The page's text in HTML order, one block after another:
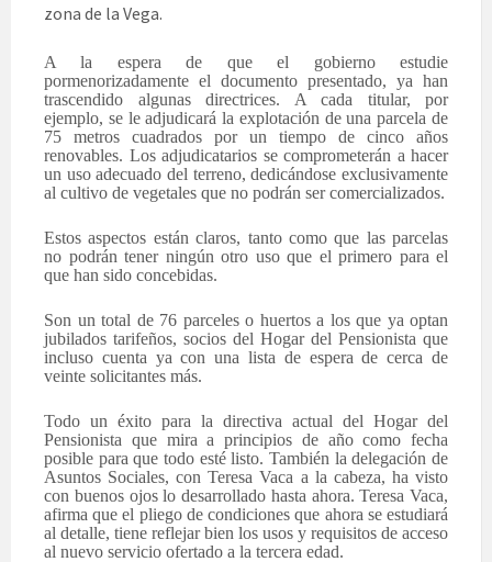
zona de la Vega.
A la espera de que el gobierno estudie
pormenorizadamente el documento presentado, ya han
trascendido algunas directrices. A cada titular, por
ejemplo, se le adjudicará la explotación de una parcela de
75 metros cuadrados por un tiempo de cinco años
renovables. Los adjudicatarios se comprometerán a hacer
un uso adecuado del terreno, dedicándose exclusivamente
al cultivo de vegetales que no podrán ser comercializados.
Estos aspectos están claros, tanto como que las parcelas
no podrán tener ningún otro uso que el primero para el
que han sido concebidas.
Son un total de 76 parceles o huertos a los que ya optan
jubilados tarifeños, socios del Hogar del Pensionista que
incluso cuenta ya con una lista de espera de cerca de
veinte solicitantes más.
Todo un éxito para la directiva actual del Hogar del
Pensionista que mira a principios de año como fecha
posible para que todo esté listo. También la delegación de
Asuntos Sociales, con Teresa Vaca a la cabeza, ha visto
con buenos ojos lo desarrollado hasta ahora. Teresa Vaca,
afirma que el pliego de condiciones que ahora se estudiará
al detalle, tiene reflejar bien los usos y requisitos de acceso
al nuevo servicio ofertado a la tercera edad.